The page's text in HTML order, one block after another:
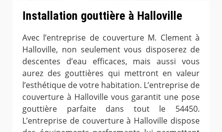
Installation gouttière à Halloville
Avec l’entreprise de couverture M. Clement à
Halloville, non seulement vous disposerez de
descentes d’eau efficaces, mais aussi vous
aurez des gouttières qui mettront en valeur
l’esthétique de votre habitation. L’entreprise de
couverture à Halloville vous garantit une pose
gouttière parfaite dans tout le 54450.
L’entreprise de couverture à Halloville dispose